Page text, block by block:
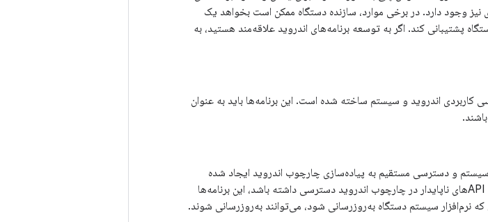
نیز وجود دارد. در برخی موارد، سازنده دستگاه ممکن است بخواهد یک
پشتیبانی کند. اگر به توسعه برنامه‌های اندروید علاقه‌مند هستید، به
کاربردی اندروید و سیستم ساخته شده است. این برنامه‌ها باید به عنوان
برنامه‌ای که با استفاده از ترکیبی از API اندروید، API سیستم و دسترسی مستقیم به پیاده‌سازی چارچوب اندروید ایجاد شده
است. از آنجا که سازنده دستگاه ممکن است مستقیماً به APIهای ناپایدار در چارچوب اندروید دسترسی داشته باشد، این برنامه‌ها
نرم‌افزار سیستم دستگاه به‌روزرسانی شود، می‌توانند به‌روزرسانی شوند.